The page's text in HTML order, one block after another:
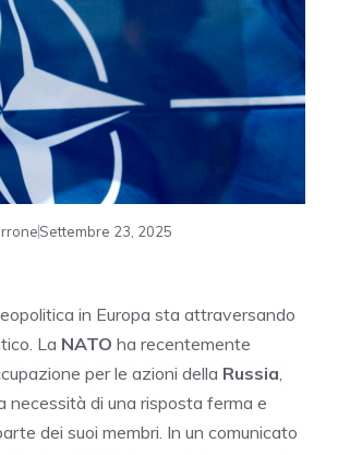
Settembre 23, 2025
in Europa sta attraversando
La NATO ha recentemente
per le azioni della Russia,
necessità di una risposta ferma e
dei suoi membri. In un comunicato